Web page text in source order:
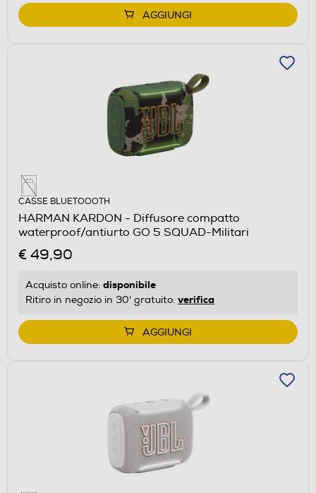
AGGIUNGI
CASSE BLUETOOOTH
HARMAN KARDON - Diffusore compatto
waterproof/antiurto GO 5 SQUAD-Militari
€ 49,90
Acquisto online: disponibile
Ritiro in negozio in 30' gratuito: verifica
AGGIUNGI